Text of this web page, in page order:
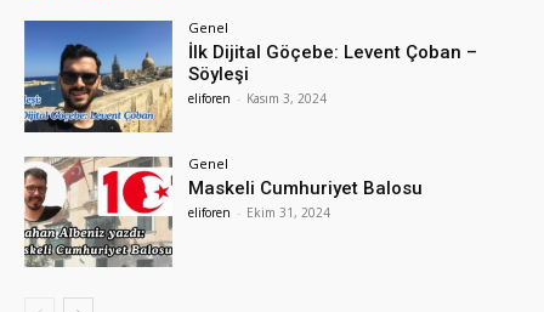
Genel
İlk Dijital Göçebe: Levent Çoban –
Söyleşi
eliforen - Kasım 3, 2024
Genel
Maskeli Cumhuriyet Balosu
eliforen - Ekim 31, 2024